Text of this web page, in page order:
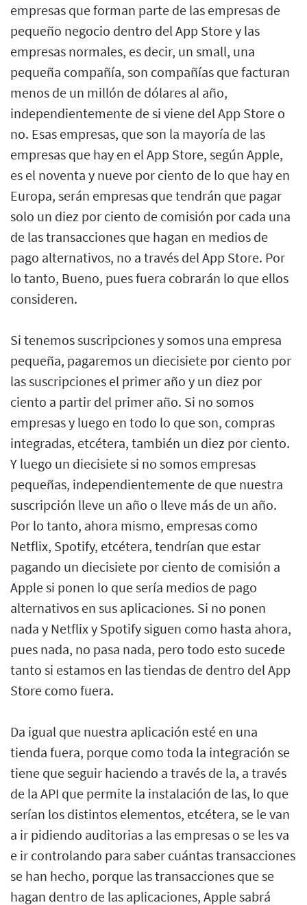
empresas que forman parte de las empresas de
pequeño negocio dentro del App Store y las
empresas normales, es decir, un small, una
pequeña compañía, son compañías que facturan
menos de un millón de dólares al año,
independientemente de si viene del App Store o
no. Esas empresas, que son la mayoría de las
empresas que hay en el App Store, según Apple,
es el noventa y nueve por ciento de lo que hay en
Europa, serán empresas que tendrán que pagar
solo un diez por ciento de comisión por cada una
de las transacciones que hagan en medios de
pago alternativos, no a través del App Store. Por
lo tanto, Bueno, pues fuera cobrarán lo que ellos
consideren.
Si tenemos suscripciones y somos una empresa
pequeña, pagaremos un diecisiete por ciento por
las suscripciones el primer año y un diez por
ciento a partir del primer año. Si no somos
empresas y luego en todo lo que son, compras
integradas, etcétera, también un diez por ciento.
Y luego un diecisiete si no somos empresas
pequeñas, independientemente de que nuestra
suscripción lleve un año o lleve más de un año.
Por lo tanto, ahora mismo, empresas como
Netflix, Spotify, etcétera, tendrían que estar
pagando un diecisiete por ciento de comisión a
Apple si ponen lo que sería medios de pago
alternativos en sus aplicaciones. Si no ponen
nada y Netflix y Spotify siguen como hasta ahora,
pues nada, no pasa nada, pero todo esto sucede
tanto si estamos en las tiendas de dentro del App
Store como fuera.
Da igual que nuestra aplicación esté en una
tienda fuera, porque como toda la integración se
tiene que seguir haciendo a través de la, a través
de la API que permite la instalación de las, lo que
serían los distintos elementos, etcétera, se le van
a ir pidiendo auditorias a las empresas o se les va
e ir controlando para saber cuántas transacciones
se han hecho, porque las transacciones que se
hagan dentro de las aplicaciones, Apple sabrá